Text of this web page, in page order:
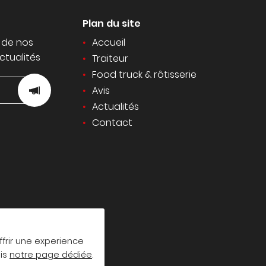
nos
Plan du site
Accueil
Traiteur
Food truck & rôtisserie
Avis
Actualités
Contact
une experience
notre page dédiée.